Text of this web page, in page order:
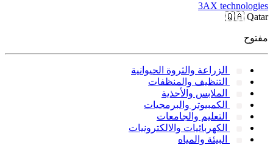
3AX technologies
🇶🇦 Qatar
مفتوح
الزراعة والثروة الحيوانية
التنظيف والمنظفات
الملابس والأحذية
الكمبيوتر والبرمجيات
التعليم والجامعات
الكهربائيات والالكترونيات
البيئة والمياه